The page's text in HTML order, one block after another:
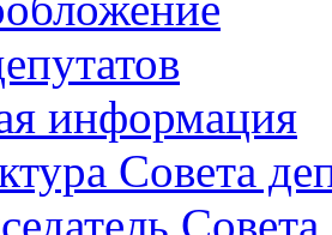
информация
Совета
Совета